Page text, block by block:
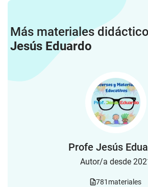
Más materiales
Jesús Eduardo
Profe Jesús
Autor/a desde
781 materiales